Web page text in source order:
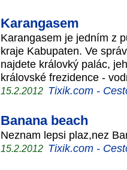
Karangasem
Karangasem je jedním z
kraje Kabupaten. Ve
najdete královký palác,
královské frezidence -
15.2.2012 Tixik.com -
Banana beach
Neznam lepsi plaz,nez
15.2.2012 Tixik.com -